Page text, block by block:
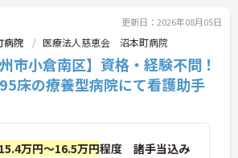
更新日：2026年08月05日
病院 医療法人慈恵会 沼本町病院
市小倉南区】資格・経験不問！
床の療養型病院にて看護助手
15.4万円～16.5万円程度 諸手当込み